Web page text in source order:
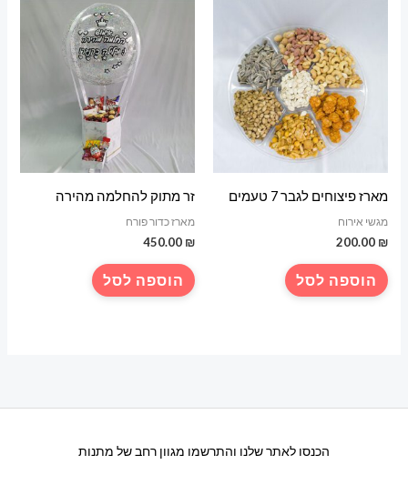
מארז פיצוחים לגבר 7 טעמים
מגשי אירוח
200.00 ₪
הוספה לסל
זר מתוק להחלמה מהירה
מארז כדור פורח
450.00 ₪
הוספה לסל
הכנסו לאתר שלנו והתרשמו מגוון רחב של מתנות